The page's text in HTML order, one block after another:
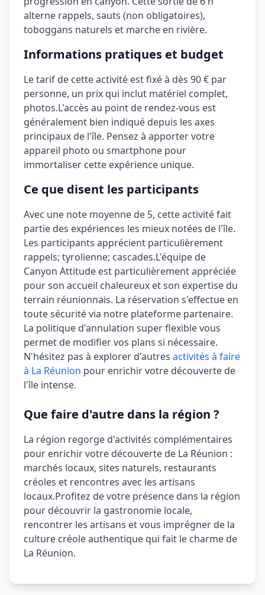
alterne rappels, sauts (non obligatoires),
toboggans naturels et marche en rivière.
Informations pratiques et budget
Le tarif de cette activité est fixé à dès 90 € par
personne, un prix qui inclut matériel complet,
photos.L'accès au point de rendez-vous est
généralement bien indiqué depuis les axes
principaux de l'île. Pensez à apporter votre
appareil photo ou smartphone pour
immortaliser cette expérience unique.
Ce que disent les participants
Avec une note moyenne de 5, cette activité fait
partie des expériences les mieux notées de l'île.
Les participants apprécient particulièrement
rappels; tyrolienne; cascades.L'équipe de
Canyon Attitude est particulièrement appréciée
pour son accueil chaleureux et son expertise du
terrain réunionnais. La réservation s'effectue en
toute sécurité via notre plateforme partenaire.
La politique d'annulation super flexiblevous
permet de modifier vos plans si nécessaire.
N'hésitez pas à explorer d'autres activités à faire
à La Réunion pour enrichir votre découverte de
l'île intense.
Que faire d'autre dans la région ?
La région regorge d'activités complémentaires
pour enrichir votre découverte de La Réunion :
marchés locaux, sites naturels, restaurants
créoles et rencontres avec les artisans
locaux.Profitez de votre présence dans la région
pour découvrir la gastronomie locale,
rencontrer les artisans et vous imprégner de la
culture créole authentique qui fait le charme de
La Réunion.